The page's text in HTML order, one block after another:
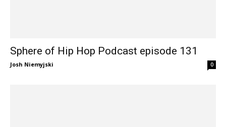
Sphere of Hip Hop Podcast episode 131
Josh Niemyjski 0